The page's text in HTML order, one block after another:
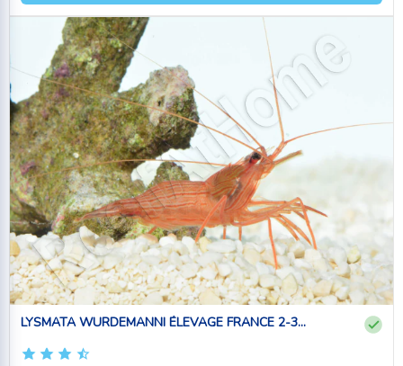
LYSMATA WURDEMANNI ÉLEVAGE FRANCE 2-3...